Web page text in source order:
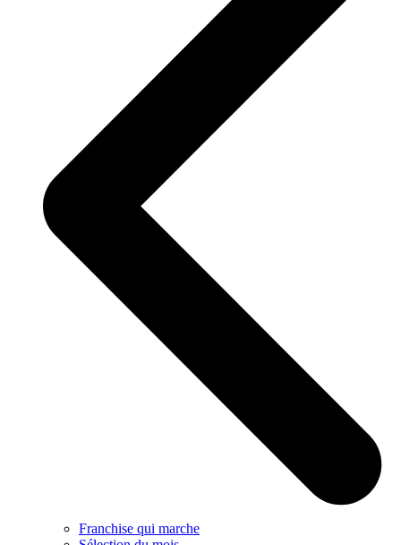
Franchise qui marche